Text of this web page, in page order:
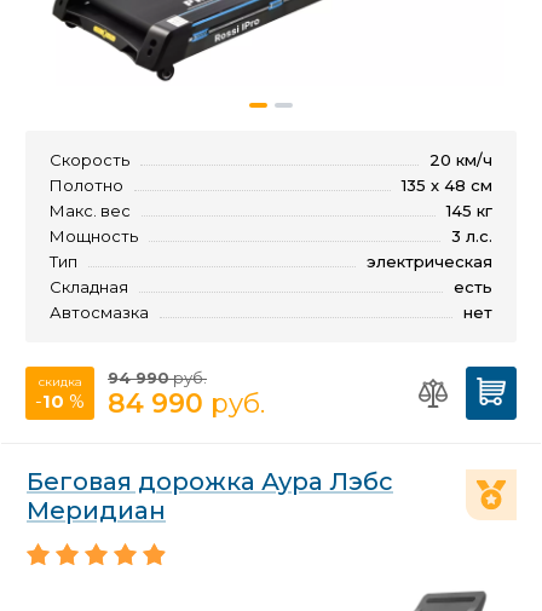
Скорость
20 км/ч
Полотно
135 х 48 см
Макс. вес
145 кг
Мощность
3 л.с.
Тип
электрическая
Складная
есть
Автосмазка
нет
скидка
-10 %
94 990руб.
84 990 руб.
Беговая дорожка Аура Лэбс
Меридиан